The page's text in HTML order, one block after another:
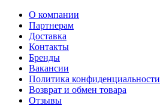
О компании
Партнерам
Доставка
Контакты
Бренды
Вакансии
Политика конфиденциальности
Возврат и обмен товара
Отзывы